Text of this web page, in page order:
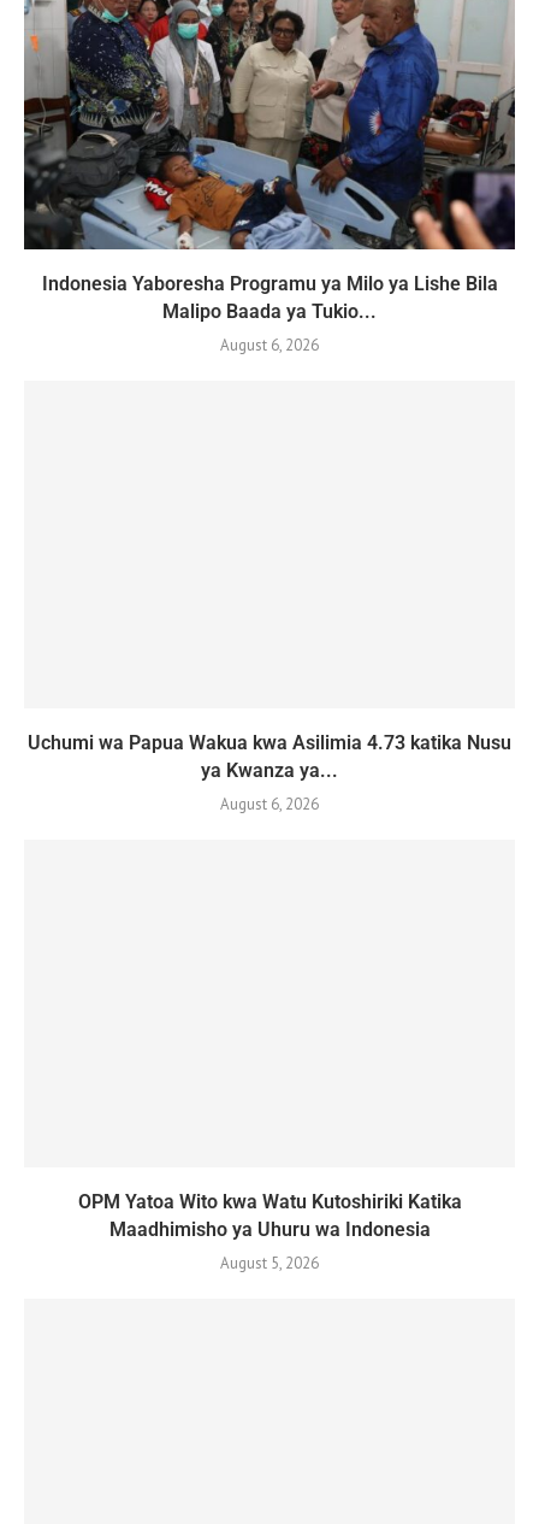
Indonesia Yaboresha Programu ya Milo ya Lishe Bila
Malipo Baada ya Tukio...
August 6, 2026
Uchumi wa Papua Wakua kwa Asilimia 4.73 katika Nusu
ya Kwanza ya...
August 6, 2026
OPM Yatoa Wito kwa Watu Kutoshiriki Katika
Maadhimisho ya Uhuru wa Indonesia
August 5, 2026